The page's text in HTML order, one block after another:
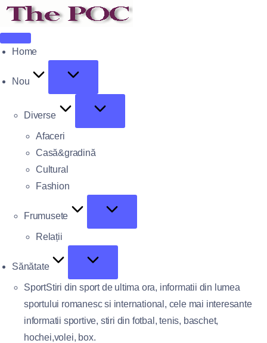
Home
Nou
Diverse
Afaceri
Casă&gradină
Cultural
Fashion
Frumusete
Relații
Sănătate
SportStiri din sport de ultima ora, informatii din lumea
sportului romanesc si international, cele mai interesante
informatii sportive, stiri din fotbal, tenis, baschet,
hochei,volei, box.